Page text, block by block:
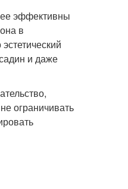
эффективны
в
и даже
ограничивать